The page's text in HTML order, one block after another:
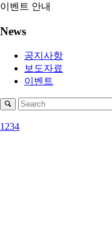
이벤트 안내
News
공지사항
보도자료
이벤트
1 234